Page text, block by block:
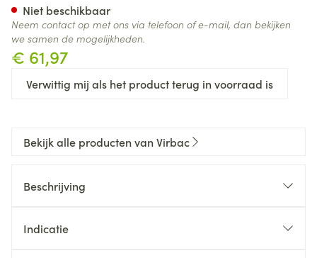
€ 61,97
Verwittig mij als het product terug in voorraad is
Niet beschikbaar
Neem contact op met ons via telefoon of e-mail, dan bekijken
we samen de mogelijkheden.
Bekijk alle producten van Virbac
Beschrijving
Indicatie